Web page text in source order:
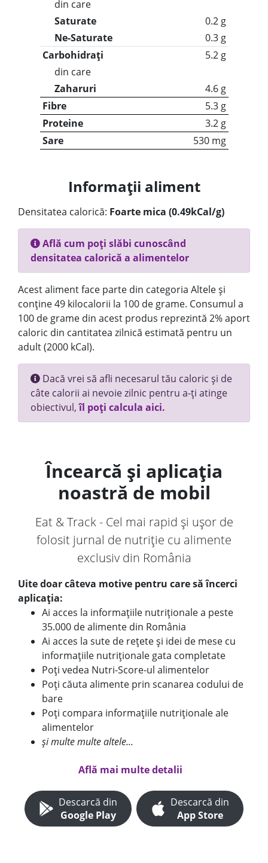
din care
Saturate
0.2 g
Ne-Saturate
0.3 g
Carbohidrați
5.2 g
din care
Zaharuri
4.6 g
Fibre
5.3 g
Proteine
3.2 g
Sare
530 mg
Informații aliment
Densitatea calorică: Foarte mica (0.49kCal/g)
Află cum poți slăbi cunoscând
densitatea calorică a alimentelor
Acest aliment face parte din categoria Altele și
conține 49 kilocalorii la 100 de grame. Consumul a
100 de grame din acest produs reprezintă 2% aport
caloric din cantitatea zilnică estimată pentru un
adult (2000 kCal).
Dacă vrei să afli necesarul tău caloric și de
câte calorii ai nevoie zilnic pentru a-ți atinge
obiectivul,îl poți calcula aici.
Încearcă și aplicația
noastră de mobil
Eat & Track - Cel mai rapid și ușor de
folosit jurnal de nutriție cu alimente
exclusiv din România
Uite doar câteva motive pentru care să încerci
aplicația:
Ai acces la informațiile nutriționale a peste
35.000 de alimente din România
Ai acces la sute de rețete și idei de mese cu
informațiile nutriționale gata completate
Poți vedea Nutri-Score-ul alimentelor
Poți căuta alimente prin scanarea codului de
bare
Poți compara informațiile nutriționale ale
alimentelor
și multe multe altele...
Află mai multe detalii
Descarcă din
Google Play
Descarcă din
App Store